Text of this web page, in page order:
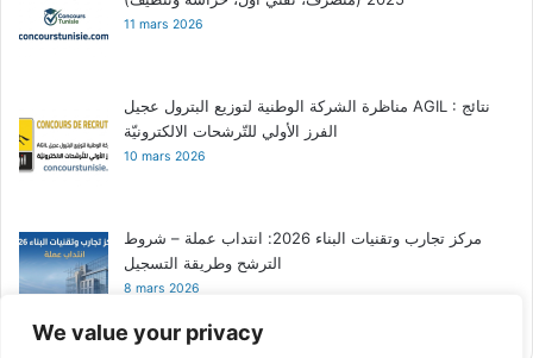
We value your privacy
11 mars 2026
مناظرة الشركة الوطنية لتوزيع البترول عجيل AGIL : نتائج
الفرز الأولي للتّرشحات الالكترونيّة
10 mars 2026
مركز تجارب وتقنيات البناء 2026: انتداب عملة – شروط
الترشح وطريقة التسجيل
8 mars 2026